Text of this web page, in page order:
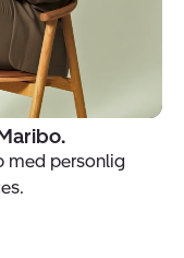
med personlig